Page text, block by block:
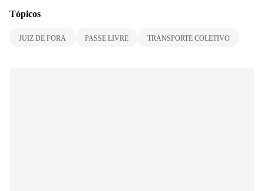
Tópicos
JUIZ DE FORA PASSE LIVRE TRANSPORTE COLETIVO